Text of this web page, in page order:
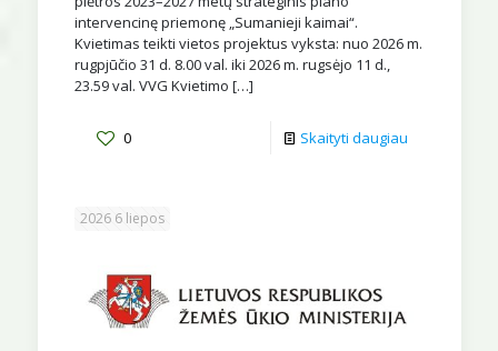
intervencinę priemonę „Sumanieji kaimai“.
Kvietimas teikti vietos projektus vyksta: nuo 2026 m.
rugpjūčio 31 d. 8.00 val. iki 2026 m. rugsėjo 11 d.,
23.59 val. VVG Kvietimo […]
0 Skaityti daugiau
2026 6 liepos